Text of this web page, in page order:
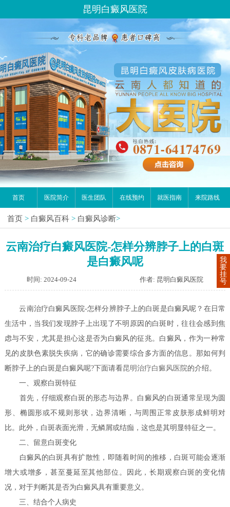
昆明白癜风医院
首页 医院简介 医生团队 在线预约 就医指南 来院路线
首页 > 白癜风百科 > 白癜风诊断>
云南治疗白癜风医院-怎样分辨脖子上的白斑
是白癜风呢
时间: 2024-09-24 作者: 昆明白癜风医院
云南治疗白癜风医院-怎样分辨脖子上的白斑是白癜风呢？在日常
生活中，当我们发现脖子上出现了不明原因的白斑时，往往会感到焦
虑与不安，尤其是担心这是否为白癜风的征兆。白癜风，作为一种常
见的皮肤色素脱失疾病，它的确诊需要综合多方面的信息。那如何判
断脖子上的白斑是白癜风呢?下面请看昆明治疗白癜风医院的介绍。
一、观察白斑特征
首先，仔细观察白斑的形态与边界。白癜风的白斑通常呈现为圆
形、椭圆形或不规则形状，边界清晰，与周围正常皮肤形成鲜明对
比。此外，白斑表面光滑，无鳞屑或结痂，这也是其明显特征之一。
二、留意白斑变化
白癜风的白斑具有扩散性，即随着时间的推移，白斑可能会逐渐
增大或增多，甚至蔓延至其他部位。因此，长期观察白斑的变化情
况，对于判断其是否为白癜风具有重要意义。
三、结合个人病史
我
要
挂
号